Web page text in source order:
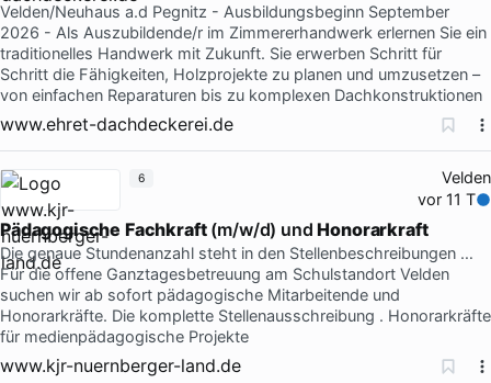
Velden/Neuhaus a.d Pegnitz - Ausbildungsbeginn September
2026 - Als Auszubildende/r im Zimmererhandwerk erlernen Sie ein
traditionelles Handwerk mit Zukunft. Sie erwerben Schritt für
Schritt die Fähigkeiten, Holzprojekte zu planen und umzusetzen –
von einfachen Reparaturen bis zu komplexen Dachkonstruktionen
www.ehret-dachdeckerei.de
Velden
vor 11 T
Pädagogische Fachkraft(m/w/d) undHonorarkraft
Die genaue Stundenanzahl steht in den Stellenbeschreibungen …
Für die offene Ganztagesbetreuung am Schulstandort Velden
suchen wir ab sofort pädagogische Mitarbeitende und
Honorarkräfte. Die komplette Stellenausschreibung . Honorarkräfte
für medienpädagogische Projekte
www.kjr-nuernberger-land.de
6